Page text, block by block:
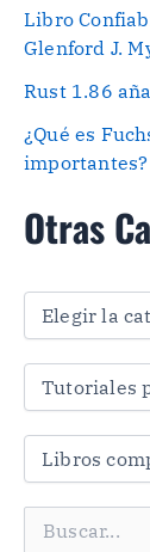
Libro
Glenford J.
Rust 1.86
¿Qué es
importantes?
Otras
O
a
a